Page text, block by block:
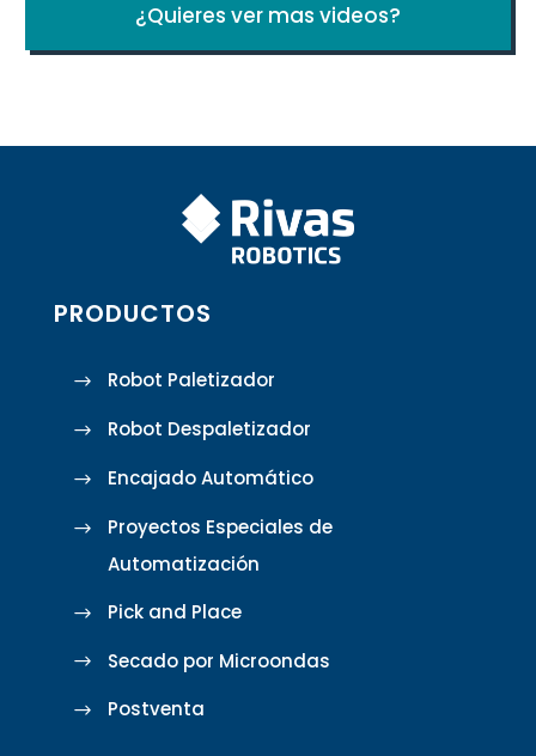
¿Quieres ver mas videos?
PRODUCTOS
Robot Paletizador
Robot Despaletizador
Encajado Automático
Proyectos Especiales de
Automatización
Pick and Place
Secado por Microondas
Postventa